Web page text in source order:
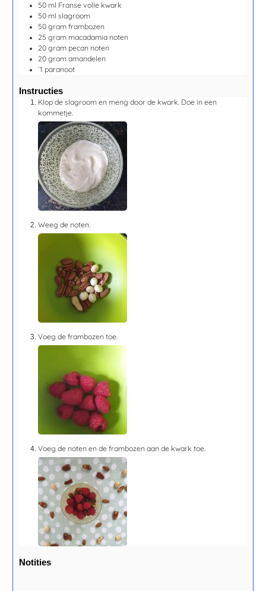
50 ml Franse volle kwark
50 ml slagroom
50 gram frambozen
25 gram macadamia noten
20 gram pecan noten
20 gram amandelen
`1 paranoot
Instructies
Klop de slagroom en meng door de kwark. Doe in een
kommetje.
Weeg de noten.
Voeg de frambozen toe.
Voeg de noten en de frambozen aan de kwark toe.
Notities